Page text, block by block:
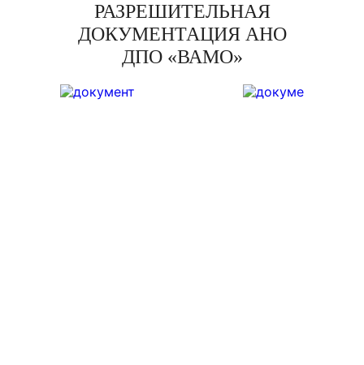
РАЗРЕШИТЕЛЬНАЯ
ДОКУМЕНТАЦИЯ АНО
ДПО «ВАМО»